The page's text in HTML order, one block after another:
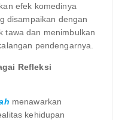
efek komedinya
disampaikan dengan
tawa dan menimbulkan
pendengarnya.
Refleksi
menawarkan
kehidupan